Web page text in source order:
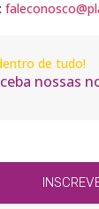
de tudo!
nossas